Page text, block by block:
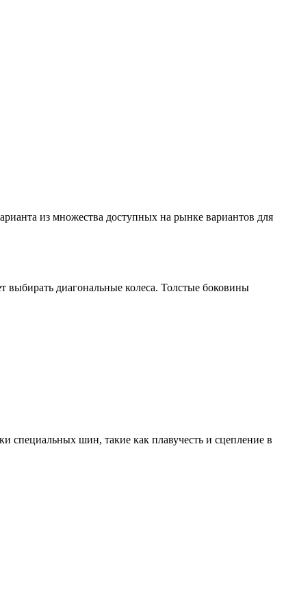
из множества доступных на рынке вариантов для
выбирать диагональные колеса. Толстые боковины
специальных шин, такие как плавучесть и сцепление в